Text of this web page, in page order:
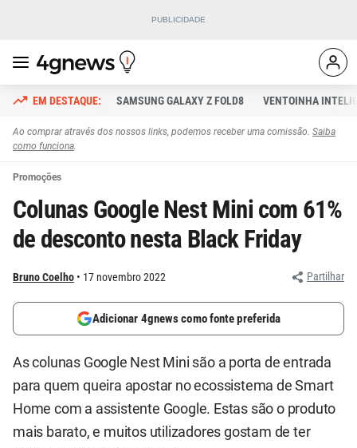
SAMSUNG GALAXY Z FOLD8 VENTOINHA
Ao comprar através dos nossos links, podemos receber uma comissão. Saiba
como funciona.
Promoções
Colunas Google Nest Mini com 61%
de desconto nesta Black Friday
Bruno Coelho 17 novembro 2022 Partilhar
Adicionar 4gnews como fonte preferida
As colunas Google Nest Mini são a porta de entrada
para quem queira apostar no ecossistema de Smart
Home com a assistente Google. Estas são o produto
mais barato, e muitos utilizadores gostam de ter